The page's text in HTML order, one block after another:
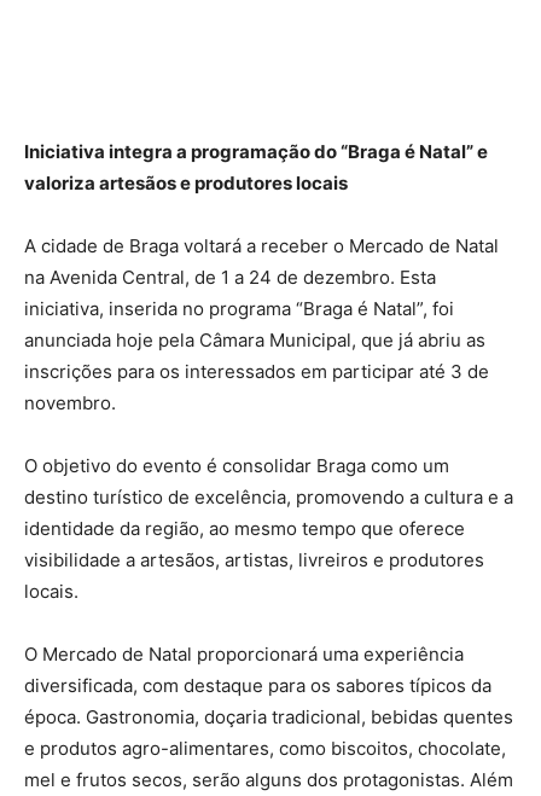
Iniciativa integra a programação do “Braga é Natal” e
valoriza artesãos e produtores locais
A cidade de Braga voltará a receber o Mercado de Natal
na Avenida Central, de 1 a 24 de dezembro. Esta
iniciativa, inserida no programa “Braga é Natal”, foi
anunciada hoje pela Câmara Municipal, que já abriu as
inscrições para os interessados em participar até 3 de
novembro.
O objetivo do evento é consolidar Braga como um
destino turístico de excelência, promovendo a cultura e a
identidade da região, ao mesmo tempo que oferece
visibilidade a artesãos, artistas, livreiros e produtores
locais.
O Mercado de Natal proporcionará uma experiência
diversificada, com destaque para os sabores típicos da
época. Gastronomia, doçaria tradicional, bebidas quentes
e produtos agro-alimentares, como biscoitos, chocolate,
mel e frutos secos, serão alguns dos protagonistas. Além